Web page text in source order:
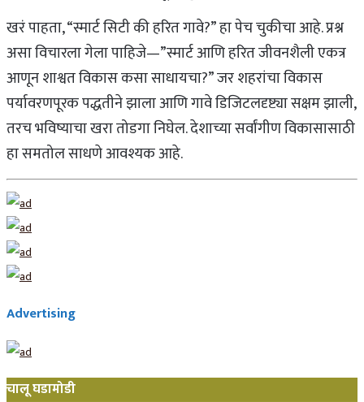
खरं पाहता, “स्मार्ट सिटी की हरित गावे?” हा पेच चुकीचा आहे. प्रश्न
असा विचारला गेला पाहिजे—”स्मार्ट आणि हरित जीवनशैली एकत्र
आणून शाश्वत विकास कसा साधायचा?” जर शहरांचा विकास
पर्यावरणपूरक पद्धतीने झाला आणि गावे डिजिटलदृष्ट्या सक्षम झाली,
तरच भविष्याचा खरा तोडगा निघेल. देशाच्या सर्वांगीण विकासासाठी
हा समतोल साधणे आवश्यक आहे.
Advertising
चालू घडामोडी